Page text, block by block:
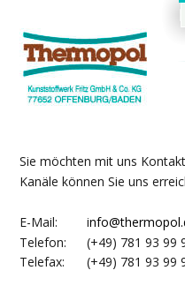
Sie möchten mit uns
Kanäle können Sie uns
E-Mail: i
Telefon:
(+49) 781 93 99
Telefax:
(+49) 781 93 99